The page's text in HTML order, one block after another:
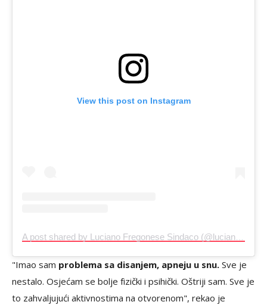
View this post on Instagram
A post shared by Luciano Fregonese Sindaco (@lucianofregonese)
"Imao sam problema sa disanjem, apneju u snu. Sve je
nestalo. Osjećam se bolje fizički i psihički. Oštriji sam. Sve je
to zahvaljujući aktivnostima na otvorenom", rekao je